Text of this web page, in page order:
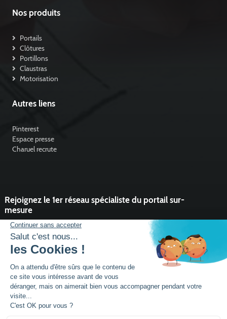
Nos produits
Portails
Clôtures
Portillons
Claustras
Motorisation
Autres liens
Pinterest
Espace presse
Charuel recrute
Rejoignez le 1er réseau spécialiste du portail sur-
mesure
Vous souhaitez développer l'activité portail de votre entreprise ?
Rejoindre un réseau dynamique, avec un service et des outils qui
font la différence ?
DEVENIR PARTENAIRE